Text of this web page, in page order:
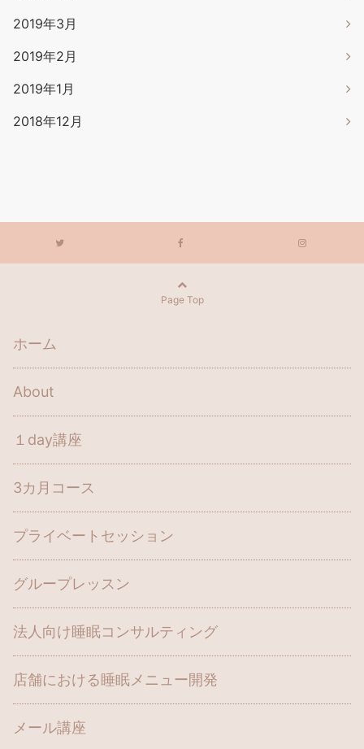
2019年3月
2019年2月
2019年1月
2018年12月
Page Top
ホーム
About
１day講座
3カ月コース
プライベートセッション
グループレッスン
法人向け睡眠コンサルティング
店舗における睡眠メニュー開発
メール講座